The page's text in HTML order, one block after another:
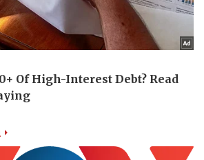
Tin Công nghệ
Trải nghiệm
Chuyển đổi số